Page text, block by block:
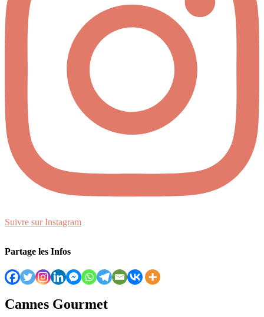
Suivre sur Instagram
Partage les Infos
Cannes Gourmet